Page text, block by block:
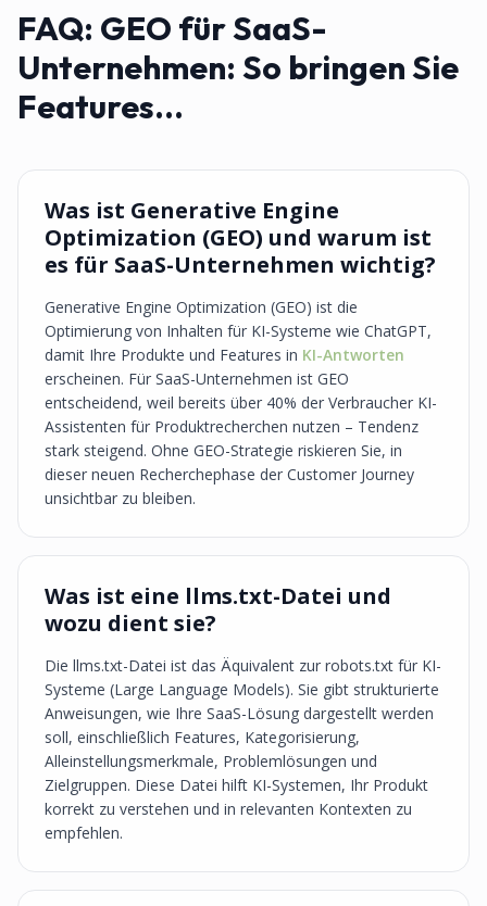
FAQ: GEO für SaaS-
Unternehmen: So bringen Sie
Features...
Was ist Generative Engine
Optimization (GEO) und warum ist
es für SaaS-Unternehmen wichtig?
Generative Engine Optimization (GEO) ist die
Optimierung von Inhalten für KI-Systeme wie ChatGPT,
damit Ihre Produkte und Features in KI-Antworten
erscheinen. Für SaaS-Unternehmen ist GEO
entscheidend, weil bereits über 40% der Verbraucher KI-
Assistenten für Produktrecherchen nutzen – Tendenz
stark steigend. Ohne GEO-Strategie riskieren Sie, in
dieser neuen Recherchephase der Customer Journey
unsichtbar zu bleiben.
Was ist eine llms.txt-Datei und
wozu dient sie?
Die llms.txt-Datei ist das Äquivalent zur robots.txt für KI-
Systeme (Large Language Models). Sie gibt strukturierte
Anweisungen, wie Ihre SaaS-Lösung dargestellt werden
soll, einschließlich Features, Kategorisierung,
Alleinstellungsmerkmale, Problemlösungen und
Zielgruppen. Diese Datei hilft KI-Systemen, Ihr Produkt
korrekt zu verstehen und in relevanten Kontexten zu
empfehlen.